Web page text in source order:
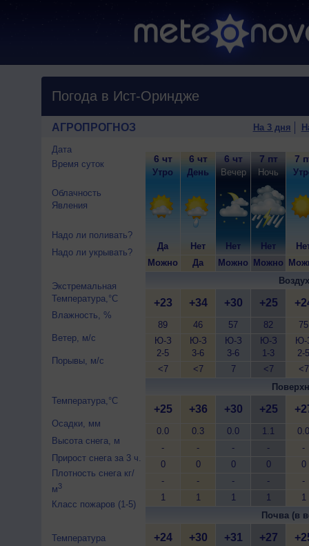
Погода в Ист-Ориндже
АГРОПРОГНОЗ На 3 дня
Дата
Время суток
Облачность
Явления
Надо ли поливать?
Надо ли укрывать?
Экстремальная
Температура,°C
Влажность, %
Ветер, м/с
Порывы, м/с
Температура,°C
Осадки, мм
Высота снега, м
Прирост снега за 3 ч.
Плотность снега кг/
м3
Класс пожаров (1-5)
Температура
6 чт
Утро
Да
Можно
6 чт
День
Нет
Да
6 чт
Вечер
Нет
Можно
7 пт
Ночь
Нет
Можно
7
+23
89
Ю-З
2-5
<7
+34
46
Ю-З
3-6
<7
+30
57
Ю-З
3-6
7
+25
82
Ю-З
1-3
<7
75
Ю-
2-5
<7
+25
0.0
-
0
-
1
+36
0.3
-
0
-
1
+30
0.0
-
0
-
1
+25
1.1
-
0
-
1
0.0
-
0
-
1
Почва (в
+24 +30 +31 +27